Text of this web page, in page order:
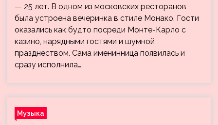
— 25 лет. В одном из московских ресторанов
была устроена вечеринка в стиле Монако. Гости
оказались как будто посреди Монте-Карло с
казино, нарядными гостями и шумной
празднеством. Сама именинница появилась и
сразу исполнила…
Музыка